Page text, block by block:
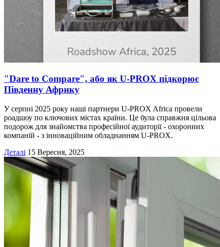
"Dare to Compare", або як U-PROX підкорює
Південну Африку
У серпні 2025 року наші партнери U-PROX Africa провели
роадшоу по ключових містах країни. Це була справжня цільова
подорож для знайомства професійної аудиторії - охоронних
компаній - з інноваційним обладнанням U-PROX.
Деталі 15 Вересня, 2025